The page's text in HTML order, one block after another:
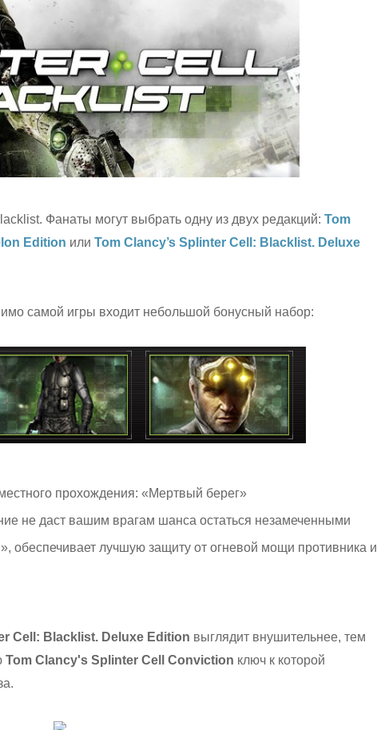
Фанаты могут выбрать одну из двух редакций: Tom
Edition или Tom Clancy’s Splinter Cell: Blacklist. Deluxe
самой игры входит небольшой бонусный набор:
прохождения: «Мертвый берег»
не даст вашим врагам шанса остаться незамеченными
лучшую защиту от огневой мощи противника и
Cell: Blacklist. Deluxe Edition выглядит внушительнее, тем
Tom Clancy's Splinter Cell Conviction ключ к которой